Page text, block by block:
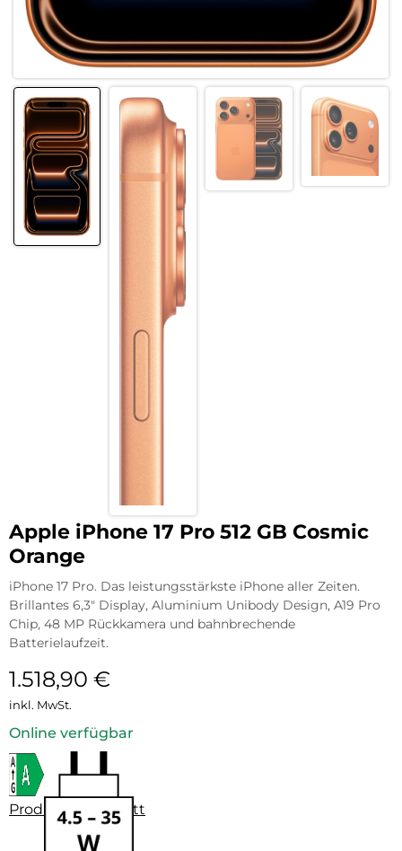
Apple iPhone 17 Pro 512 GB Cosmic
Orange
iPhone 17 Pro. Das leistungsstärkste iPhone aller Zeiten.
Brillantes 6,3″ Display, Aluminium Unibody Design, A19 Pro
Chip, 48 MP Rückkamera und bahnbrechende
Batterielaufzeit.
1.518,90 €
inkl. MwSt.
Online verfügbar
Produktdatenblatt